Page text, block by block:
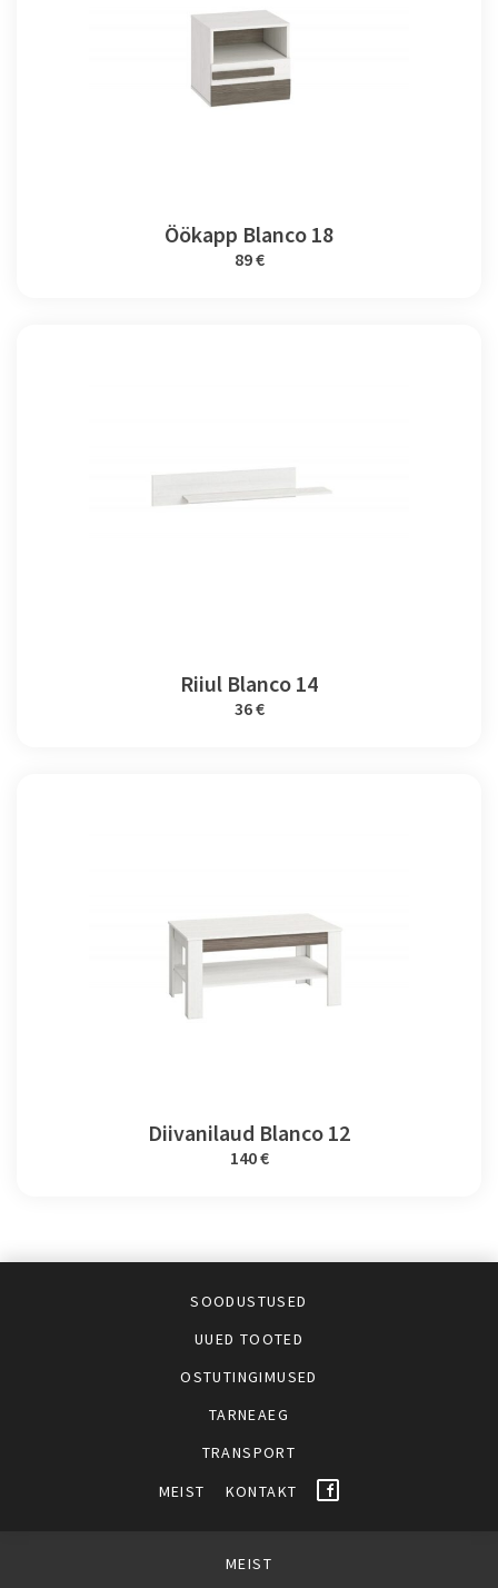
Öökapp Blanco 18
89 €
Riiul Blanco 14
36 €
Diivanilaud Blanco 12
140 €
SOODUSTUSED
UUED TOOTED
OSTUTINGIMUSED
TARNEAEG
TRANSPORT
MEIST
KONTAKT
MEIST